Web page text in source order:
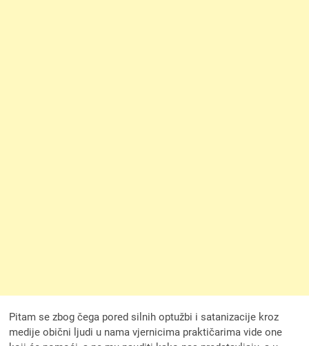
Pitam se zbog čega pored silnih optužbi i satanizacije kroz
medije obični ljudi u nama vjernicima praktičarima vide one